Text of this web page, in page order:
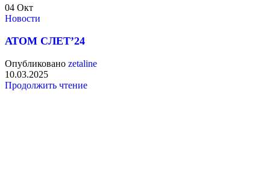
04 Окт
Новости
АТОМ СЛЕТ’24
Опубликовано zetaline
10.03.2025
Продолжить чтение